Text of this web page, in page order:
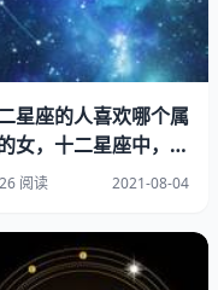
星座的人喜欢哪个属
女，十二星座中，谁
猪属相女生的白马王
26 阅读 2021-08-04